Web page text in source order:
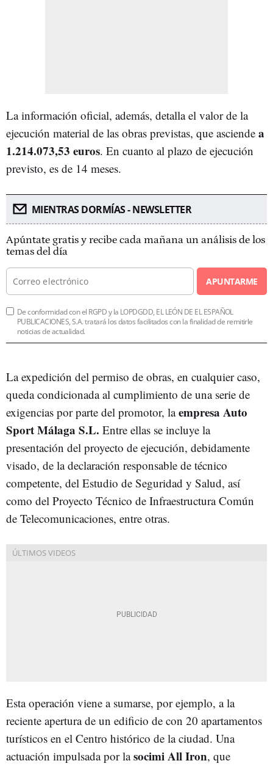
La información oficial, además, detalla el valor de la
ejecución material de las obras previstas, que asciende a
1.214.073,53 euros. En cuanto al plazo de ejecución
previsto, es de 14 meses.
MIENTRAS DORMÍAS - NEWSLETTER
Apúntate gratis y recibe cada mañana un análisis de los
temas del día
APUNTARME
De conformidad con el RGPD y la LOPDGDD, EL LEÓN DE EL ESPAÑOL
PUBLICACIONES, S.A. tratará los datos facilitados con la finalidad de remitirle
noticias de actualidad.
La expedición del permiso de obras, en cualquier caso,
queda condicionada al cumplimiento de una serie de
exigencias por parte del promotor, laempresa Auto
Sport Málaga S.L. Entre ellas se incluye la
presentación del proyecto de ejecución, debidamente
visado, de la declaración responsable de técnico
competente, del Estudio de Seguridad y Salud, así
como del Proyecto Técnico de Infraestructura Común
de Telecomunicaciones, entre otras.
Esta operación viene a sumarse, por ejemplo, a la
reciente apertura de un edificio de con 20 apartamentos
turísticos en el Centro histórico de la ciudad. Una
actuación impulsada por lasocimi All Iron, que